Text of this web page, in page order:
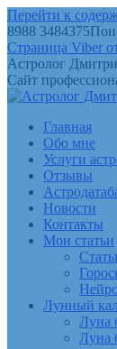
Перейти к
8988 3484375
Страница Viber
Астролог
Сайт
Главная
Обо мне
Услуги
Отзывы
Новости
Контакты
Мои статьи
Лунный
Луна
Луна